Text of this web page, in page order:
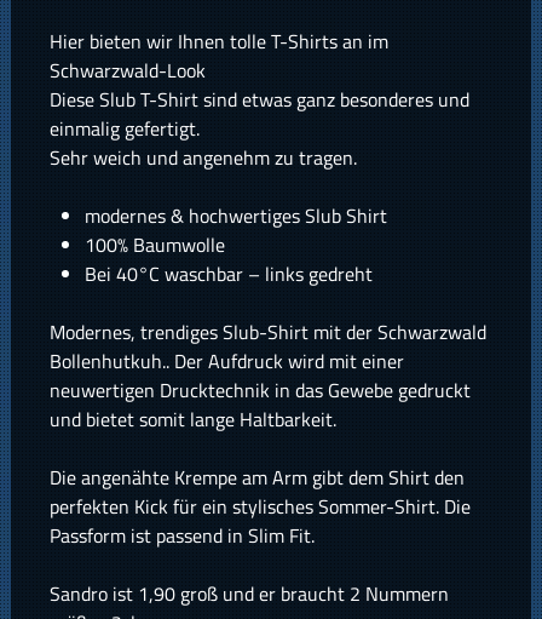
Hier bieten wir Ihnen tolle T-Shirts an im
Schwarzwald-Look
Diese Slub T-Shirt sind etwas ganz besonderes und
einmalig gefertigt.
Sehr weich und angenehm zu tragen.
modernes & hochwertiges Slub Shirt
100% Baumwolle
Bei 40°C waschbar – links gedreht
Modernes, trendiges Slub-Shirt mit der Schwarzwald
Bollenhutkuh.. Der Aufdruck wird mit einer
neuwertigen Drucktechnik in das Gewebe gedruckt
und bietet somit lange Haltbarkeit.
Die angenähte Krempe am Arm gibt dem Shirt den
perfekten Kick für ein stylisches Sommer-Shirt. Die
Passform ist passend in Slim Fit.
Sandro ist 1,90 groß und er braucht 2 Nummern